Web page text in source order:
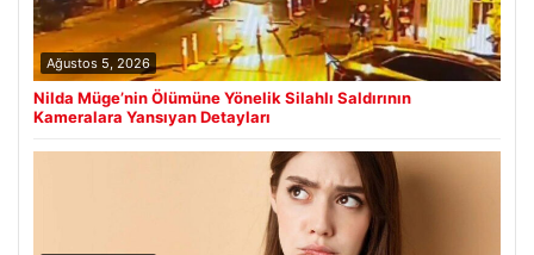
Ağustos 5, 2026
Nilda Müge’nin Ölümüne Yönelik Silahlı Saldırının
Kameralara Yansıyan Detayları